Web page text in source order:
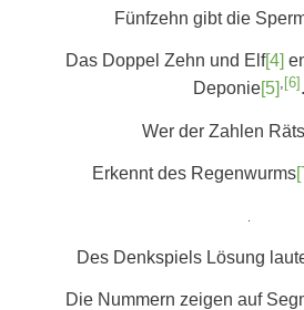
Fünfzehn gibt die
Das Doppel Zehn und Elf[4]
Deponie[5] , [6] .
Wer der Zahlen
Erkennt des Regenwurms
Des Denkspiels Lösung
Die Nummern zeigen auf